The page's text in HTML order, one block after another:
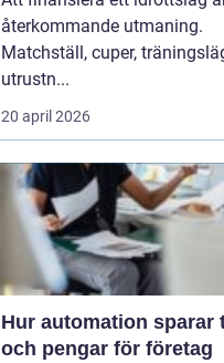
återkommande utmaning.
Matchställ, cuper,
utrustn...
20 april 2026
Hur automation sparar
och pengar för företag